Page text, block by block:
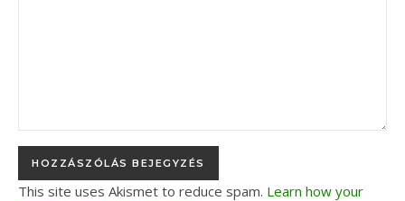
This site uses Akismet to reduce spam. Learn how your